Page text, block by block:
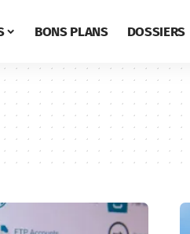
BONS PLANS DOSSIERS